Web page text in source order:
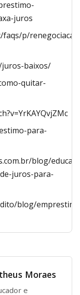
juros
faqs/p/
juros-baixos/
quitar-
para-
blog/
juros-para-
blog/
Moraes
e